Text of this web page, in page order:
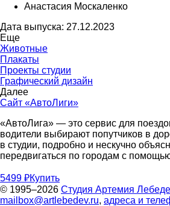
Анастасия Москаленко
Дата выпуска: 27.12.2023
Еще
Животные
Плакаты
Проекты студии
Графический дизайн
Далее
Сайт «АвтоЛиги»
«АвтоЛига» — это сервис для
водители выбирают попутчиков в
в студии, подробно и нескучно
передвигаться по городам с
5499 ₽Купить
© 1995–2026 Студия Артемия
mailbox@artlebedev.ru, адреса и